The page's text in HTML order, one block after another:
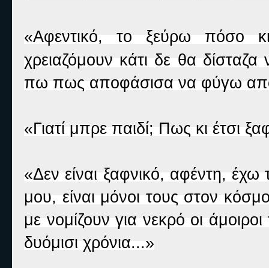
«Αφεντικό, το ξεύρω πόσο
χρειαζόμουν κάτι δε θα
πω πως αποφάσισα να φύγω
«Γιατί μπρε παιδί; Πως κι έτσι
«Δεν είναι ξαφνικό, αφέντη,
μου, είναι μόνοι τους στον
με νομίζουν για νεκρό οι
δυόμισι χρόνια...»